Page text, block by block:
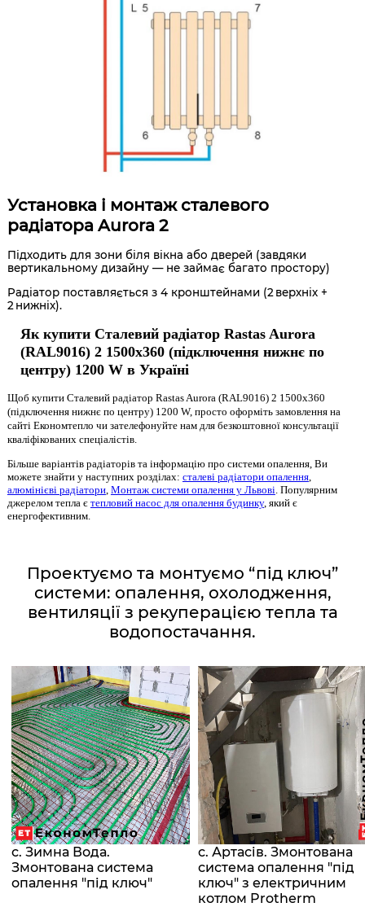
Установка і монтаж сталевого
радіатора Aurora 2
Підходить для зони біля вікна або дверей (завдяки
вертикальному дизайну — не займає багато простору)
Радіатор поставляється з 4 кронштейнами (2 верхніх +
2 нижніх).
Як купити Сталевий радіатор Rastas Aurora
(RAL9016) 2 1500x360 (підключення нижнє по
центру) 1200 W в Україні
Щоб купити Сталевий радіатор Rastas Aurora (RAL9016) 2 1500x360
(підключення нижнє по центру) 1200 W, просто оформіть замовлення на
сайті Економтепло чи зателефонуйте нам для безкоштовної консультації
кваліфікованих спеціалістів.
Більше варіантів радіаторів та інформацію про системи опалення, Ви
можете знайти у наступних розділах: сталеві радіатори опалення,
алюмінієві радіатори, Монтаж системи опалення у Львові . Популярним
джерелом тепла є тепловий насос для опалення будинку, який є
енергофективним.
Проектуємо та монтуємо “під ключ”
системи: опалення, охолодження,
вентиляції з рекуперацією тепла та
водопостачання.
с. Зимна Вода.
Змонтована система
опалення "під ключ"
с. Артасів. Змонтована
система опалення "під
ключ" з електричним
котлом Protherm